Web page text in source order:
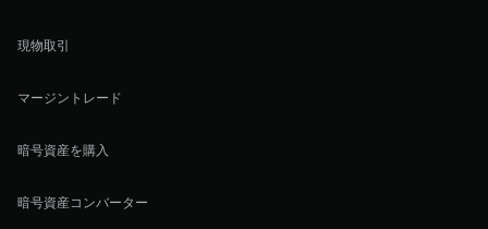
現物取引
マージントレード
暗号資産を購入
暗号資産コンバーター